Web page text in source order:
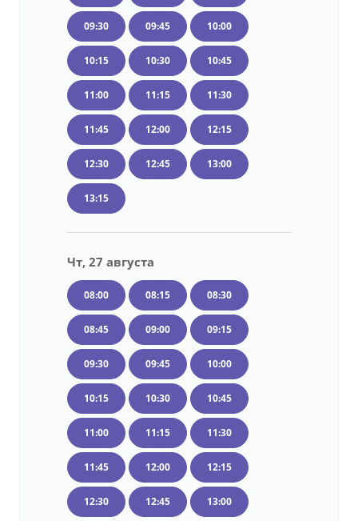
09:30 09:45 10:00
10:15 10:30 10:45
11:00 11:15 11:30
11:45 12:00 12:15
12:30 12:45 13:00
13:15
Чт, 27 августа
08:00 08:15 08:30
08:45 09:00 09:15
09:30 09:45 10:00
10:15 10:30 10:45
11:00 11:15 11:30
11:45 12:00 12:15
12:30 12:45 13:00